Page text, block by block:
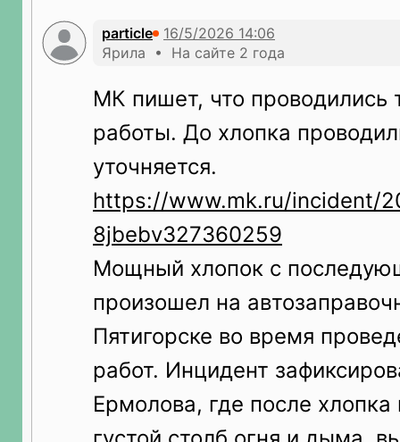
particle
Ярила • На сайте 2 года
МК пишет, что проводились
работы. До хлопка
уточняется.
https://www.mk.ru/incident/
8jbebv327360259
Мощный хлопок с
произошел на
Пятигорске во время
работ. Инцидент
Ермолова, где после хлопка